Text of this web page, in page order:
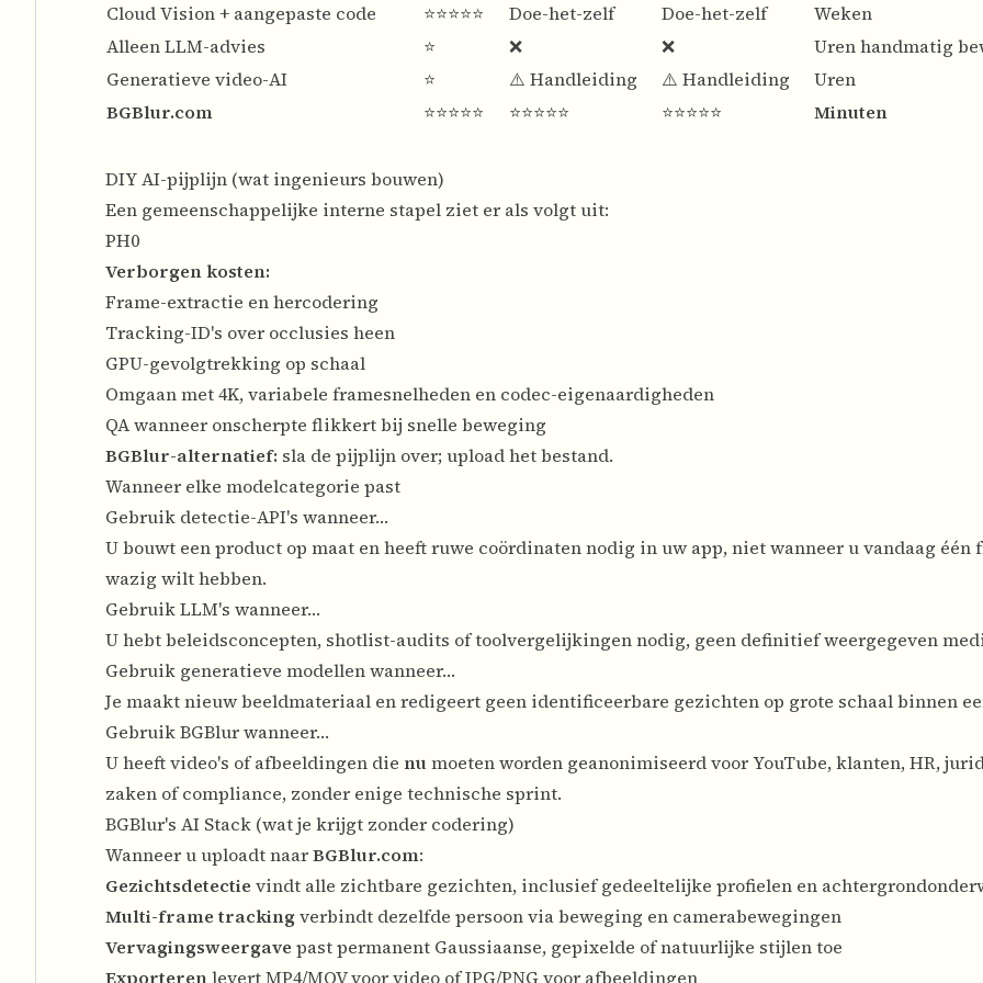
Cloud Vision + aangepaste code
⭐⭐⭐⭐⭐ Doe-het-zelf Doe-het-zelf
Weken
Alleen LLM-advies
⭐ ❌ ❌
Uren handmatig
Generatieve video-AI
⭐ ⚠️ Handleiding ⚠️ Handleiding
Uren
BGBlur.com
⭐⭐⭐⭐⭐ ⭐⭐⭐⭐⭐ ⭐⭐⭐⭐⭐ Minuten
DIY AI-pijplijn (wat ingenieurs bouwen)
Een gemeenschappelijke interne stapel ziet er als volgt uit:
PH0
Verborgen kosten:
Frame-extractie en hercodering
Tracking-ID's over occlusies heen
GPU-gevolgtrekking op schaal
Omgaan met 4K, variabele framesnelheden en codec-eigenaardigheden
QA wanneer onscherpte flikkert bij snelle beweging
BGBlur-alternatief: sla de pijplijn over; upload het bestand.
Wanneer elke modelcategorie past
Gebruik detectie-API's wanneer…
U bouwt een product op maat en heeft ruwe coördinaten nodig in uw app, niet wanneer u vandaag één
wazig wilt hebben.
Gebruik LLM's wanneer…
U hebt beleidsconcepten, shotlist-audits of toolvergelijkingen nodig, geen definitief weergegeven
Gebruik generatieve modellen wanneer…
Je maakt nieuw beeldmateriaal en redigeert geen identificeerbare gezichten op grote schaal binnen
Gebruik BGBlur wanneer…
U heeft video's of afbeeldingen die numoeten worden geanonimiseerd voor YouTube, klanten, HR,
zaken of compliance, zonder enige technische sprint.
BGBlur's AI Stack (wat je krijgt zonder codering)
Wanneer u uploadt naarBGBlur.com:
Gezichtsdetectie vindt alle zichtbare gezichten, inclusief gedeeltelijke profielen en
Multi-frame trackingverbindt dezelfde persoon via beweging en camerabewegingen
Vervagingsweergave past permanent Gaussiaanse, gepixelde of natuurlijke stijlen toe
Exporteren levert MP4/MOV voor video of JPG/PNG voor afbeeldingen